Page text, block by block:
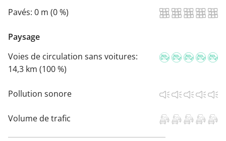
Pavés: 0 m (0 %)
Paysage
Voies de circulation sans voitures:
14,3 km (100 %)
Pollution sonore
Volume de trafic